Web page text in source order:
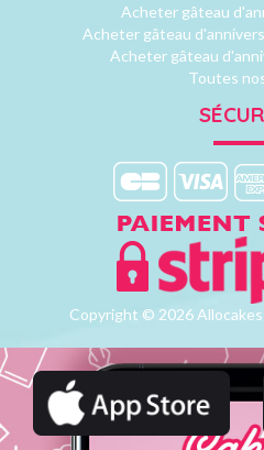
Acheter gâteau
Acheter gâteau
Acheter gâteau
Toutes
Copyright © 2026